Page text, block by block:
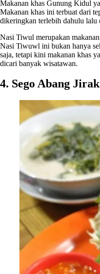
Makanan khas Gunung Kidul
Makanan khas ini terbuat dari
dikeringkan terlebih dahulu lalu
Nasi Tiwul merupakan
Nasi Tiwuwl ini bukan hanya
saja, tetapi kini makanan khas
dicari banyak wisatawan.
4. Sego Abang